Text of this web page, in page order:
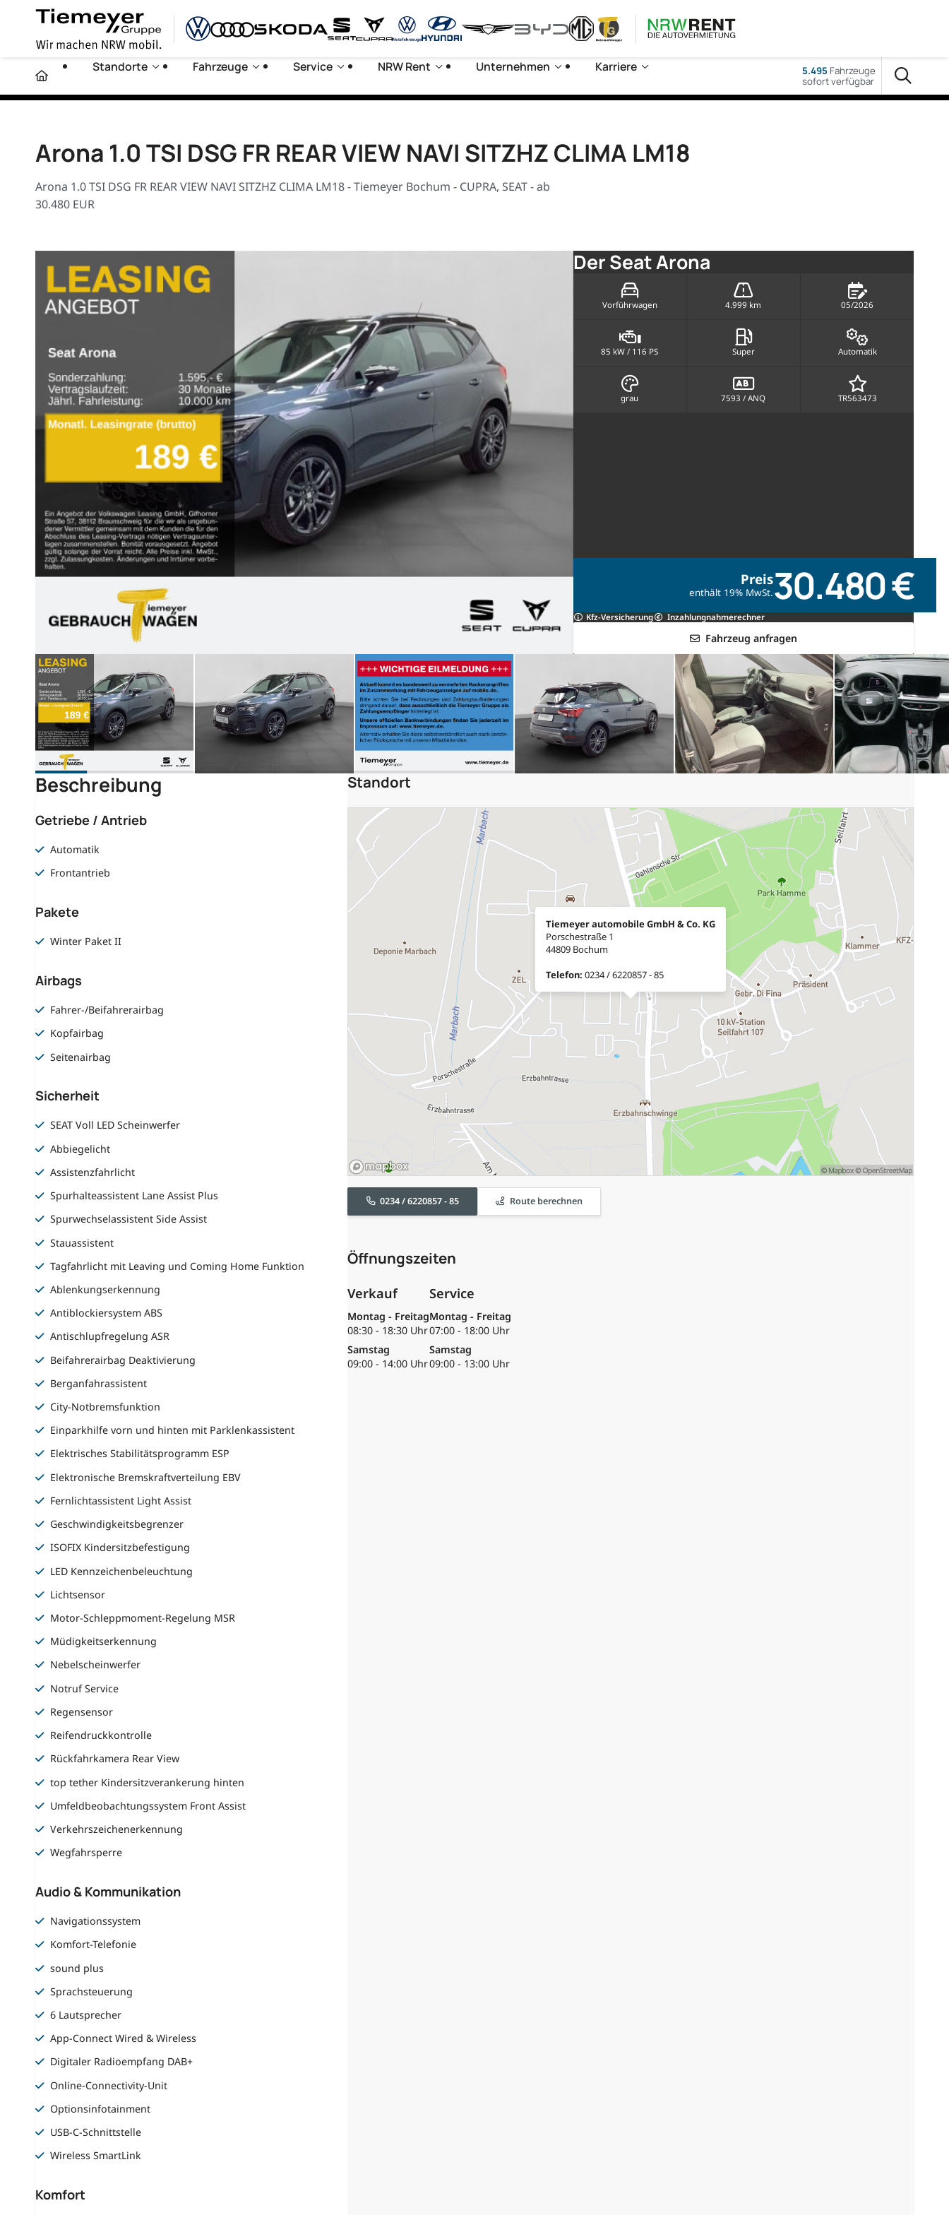
Standorte Fahrzeuge Service NRW Rent Unternehmen Karriere 5.495 Fahrzeuge
sofort verfügbar
Arona 1.0 TSI DSG FR REAR VIEW NAVI SITZHZ CLIMA LM18
Arona 1.0 TSI DSG FR REAR VIEW NAVI SITZHZ CLIMA LM18 - Tiemeyer Bochum - CUPRA, SEAT - ab
30.480 EUR
Der Seat Arona
Vorführwagen 4.999 km 05/2026
85 kW / 116 PS Super Automatik
grau 7593 / ANQ TR563473
Preis
enthält 19% MwSt.30.480 €
Kfz-Versicherung Inzahlungnahmerechner
Fahrzeug anfragen
Beschreibung
Getriebe / Antrieb
Automatik
Frontantrieb
Pakete
Winter Paket II
Airbags
Fahrer-/Beifahrerairbag
Kopfairbag
Seitenairbag
Sicherheit
SEAT Voll LED Scheinwerfer
Abbiegelicht
Assistenzfahrlicht
Spurhalteassistent Lane Assist Plus
Spurwechselassistent Side Assist
Stauassistent
Tagfahrlicht mit Leaving und Coming Home Funktion
Ablenkungserkennung
Antiblockiersystem ABS
Antischlupfregelung ASR
Beifahrerairbag Deaktivierung
Berganfahrassistent
City-Notbremsfunktion
Einparkhilfe vorn und hinten mit Parklenkassistent
Elektrisches Stabilitätsprogramm ESP
Elektronische Bremskraftverteilung EBV
Fernlichtassistent Light Assist
Geschwindigkeitsbegrenzer
ISOFIX Kindersitzbefestigung
LED Kennzeichenbeleuchtung
Lichtsensor
Motor-Schleppmoment-Regelung MSR
Müdigkeitserkennung
Nebelscheinwerfer
Notruf Service
Regensensor
Reifendruckkontrolle
Rückfahrkamera Rear View
top tether Kindersitzverankerung hinten
Umfeldbeobachtungssystem Front Assist
Verkehrszeichenerkennung
Wegfahrsperre
Audio & Kommunikation
Navigationssystem
Komfort-Telefonie
sound plus
Sprachsteuerung
6 Lautsprecher
App-Connect Wired & Wireless
Digitaler Radioempfang DAB+
Online-Connectivity-Unit
Optionsinfotainment
USB-C-Schnittstelle
Wireless SmartLink
Komfort
Standort
Tiemeyer automobile GmbH & Co. KG
Porschestraße 1
44809 Bochum
Telefon: 0234 / 6220857 - 85
0234 / 6220857 - 85 Route berechnen
Öffnungszeiten
Verkauf
Montag - Freitag
08:30 - 18:30 Uhr
Samstag
09:00 - 14:00 Uhr
Service
Montag - Freitag
07:00 - 18:00 Uhr
Samstag
09:00 - 13:00 Uhr